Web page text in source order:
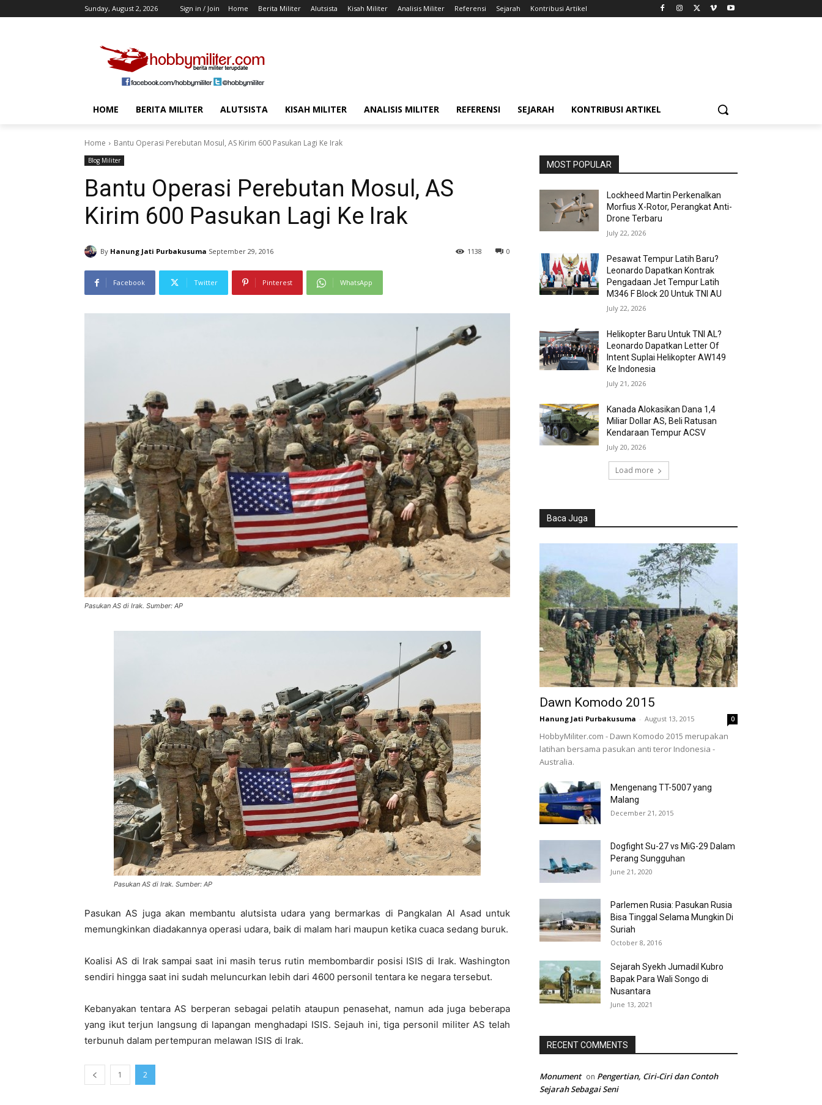
Sunday, August 2, 2026 Sign in / Join Home Berita Militer Alutsista Kisah Militer Analisis Militer Referensi Sejarah Kontribusi Artikel
HOME BERITA MILITER ALUTSISTA KISAH MILITER ANALISIS MILITER REFERENSI SEJARAH KONTRIBUSI ARTIKEL
Home Bantu Operasi Perebutan Mosul, AS Kirim 600 Pasukan Lagi Ke Irak
Blog Militer
Bantu Operasi Perebutan Mosul, AS
Kirim 600 Pasukan Lagi Ke Irak
By Hanung Jati Purbakusuma September 29, 2016 0
1138
Facebook Twitter Pinterest WhatsApp
Pasukan AS di Irak. Sumber: AP
Pasukan AS di Irak. Sumber: AP
Pasukan AS juga akan membantu alutsista udara yang bermarkas di Pangkalan Al Asad untuk
memungkinkan diadakannya operasi udara, baik di malam hari maupun ketika cuaca sedang buruk.
Koalisi AS di Irak sampai saat ini masih terus rutin membombardir posisi ISIS di Irak. Washington
sendiri hingga saat ini sudah meluncurkan lebih dari 4600 personil tentara ke negara tersebut.
Kebanyakan tentara AS berperan sebagai pelatih ataupun penasehat, namun ada juga beberapa
yang ikut terjun langsung di lapangan menghadapi ISIS. Sejauh ini, tiga personil militer AS telah
terbunuh dalam pertempuran melawan ISIS di Irak.
1 2
MOST POPULAR
Lockheed Martin Perkenalkan
Morfius X-Rotor, Perangkat Anti-
Drone Terbaru
July 22, 2026
Pesawat Tempur Latih Baru?
Leonardo Dapatkan Kontrak
Pengadaan Jet Tempur Latih
M346 F Block 20 Untuk TNI AU
July 22, 2026
Helikopter Baru Untuk TNI AL?
Leonardo Dapatkan Letter Of
Intent Suplai Helikopter AW149
Ke Indonesia
July 21, 2026
Kanada Alokasikan Dana 1,4
Miliar Dollar AS, Beli Ratusan
Kendaraan Tempur ACSV
July 20, 2026
Load more
Baca Juga
Dawn Komodo 2015
Hanung Jati Purbakusuma - August 13, 2015 0
HobbyMiliter.com - Dawn Komodo 2015 merupakan
latihan bersama pasukan anti teror Indonesia -
Australia.
Mengenang TT-5007 yang
Malang
December 21, 2015
Dogfight Su-27 vs MiG-29 Dalam
Perang Sungguhan
June 21, 2020
Parlemen Rusia: Pasukan Rusia
Bisa Tinggal Selama Mungkin Di
Suriah
October 8, 2016
Sejarah Syekh Jumadil Kubro
Bapak Para Wali Songo di
Nusantara
June 13, 2021
RECENT COMMENTS
Monument on Pengertian, Ciri-Ciri dan Contoh
Sejarah Sebagai Seni